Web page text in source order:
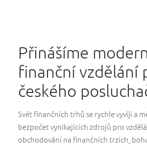
Přinášíme
finanční vzdělání
českého
Svět finančních trhů se rychle vyvíjí a
bezpočet vynikajících zdrojů pro
obchodování na finančních trzích,